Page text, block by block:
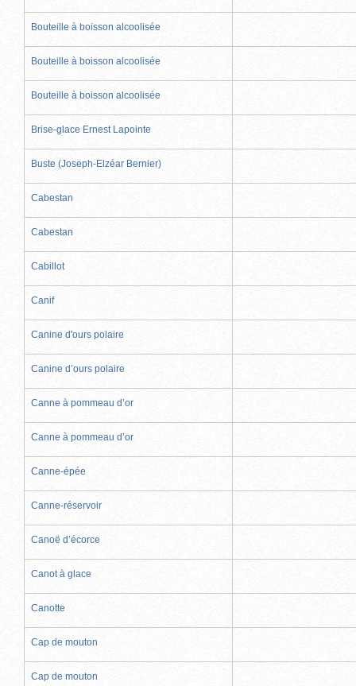
Bouteille à boisson alcoolisée
Bouteille à boisson alcoolisée
Bouteille à boisson alcoolisée
Brise-glace Ernest Lapointe
Buste (Joseph-Elzéar Bernier)
Cabestan
Cabestan
Cabillot
Canif
Canine d'ours polaire
Canine d’ours polaire
Canne à pommeau d’or
Canne à pommeau d’or
Canne-épée
Canne-réservoir
Canoë d’écorce
Canot à glace
Canotte
Cap de mouton
Cap de mouton